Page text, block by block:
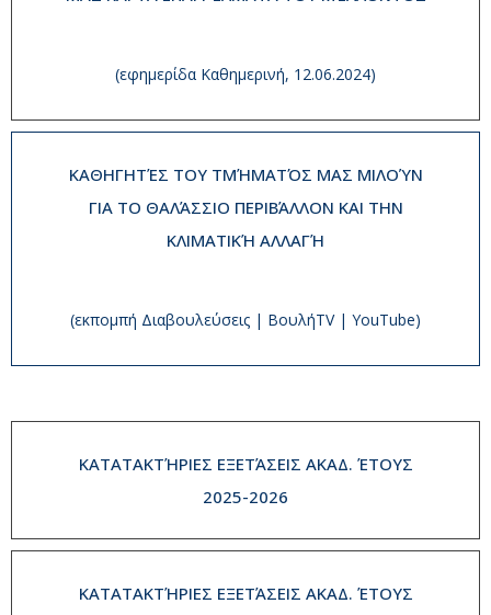
(εφημερίδα Καθημερινή, 12.06.2024)
ΚΑΘΗΓΗΤΈΣ ΤΟΥ ΤΜΉΜΑΤΌΣ ΜΑΣ ΜΙΛΟΎΝ
ΓΙΑ ΤΟ ΘΑΛΆΣΣΙΟ ΠΕΡΙΒΆΛΛΟΝ ΚΑΙ ΤΗΝ
ΚΛΙΜΑΤΙΚΉ ΑΛΛΑΓΉ
(εκπομπή Διαβουλεύσεις | ΒουλήTV | YouTube)
ΚΑΤΑΤΑΚΤΉΡΙΕΣ ΕΞΕΤΆΣΕΙΣ ΑΚΑΔ. ΈΤΟΥΣ
2025-2026
ΚΑΤΑΤΑΚΤΉΡΙΕΣ ΕΞΕΤΆΣΕΙΣ ΑΚΑΔ. ΈΤΟΥΣ